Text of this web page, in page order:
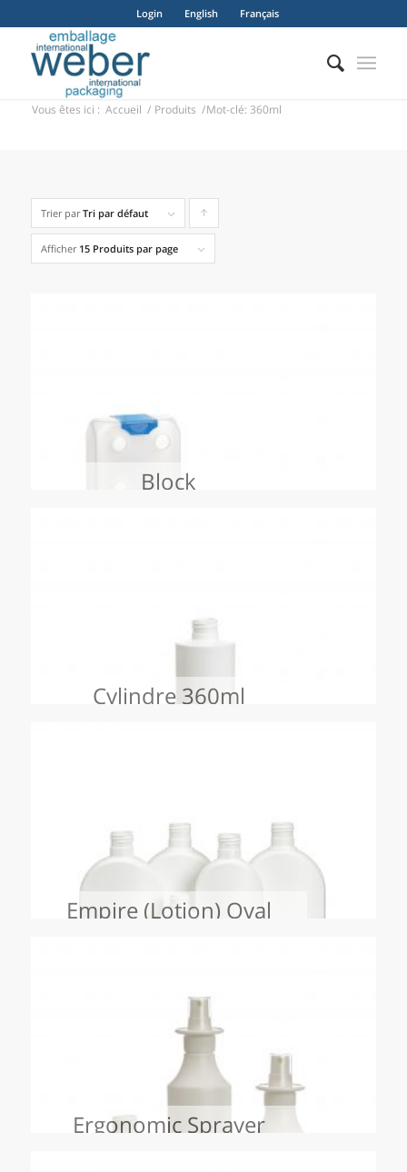
Login English Français
Vous êtes ici : Accueil / Produits /Mot-clé: 360ml
Trier parTri par défaut
Afficher 15 Produits par page
Block
Cylindre 360ml
Empire (Lotion) Oval
Ergonomic Sprayer